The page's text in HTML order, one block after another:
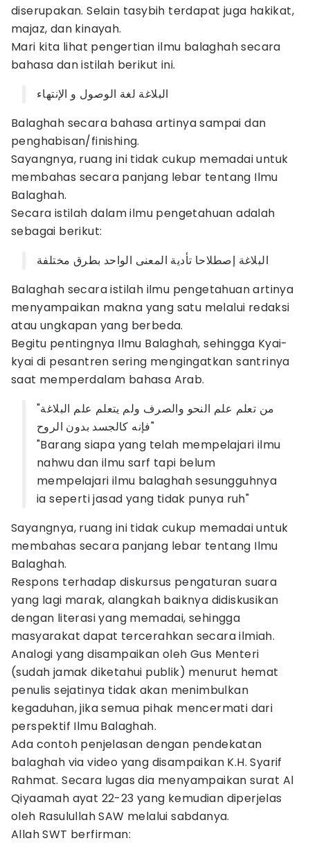
diserupakan. Selain tasybih terdapat juga hakikat,
majaz, dan kinayah.
Mari kita lihat pengertian ilmu balaghah secara
bahasa dan istilah berikut ini.
البلاغة لغة الوصول و اﻹنتهاء
Balaghah secara bahasa artinya sampai dan
penghabisan/finishing.
Sayangnya, ruang ini tidak cukup memadai untuk
membahas secara panjang lebar tentang Ilmu
Balaghah.
Secara istilah dalam ilmu pengetahuan adalah
sebagai berikut:
البلاغة إصطلاحا تأدية المعنى الواحد بطرق مختلفة
Balaghah secara istilah ilmu pengetahuan artinya
menyampaikan makna yang satu melalui redaksi
atau ungkapan yang berbeda.
Begitu pentingnya Ilmu Balaghah, sehingga Kyai-
kyai di pesantren sering mengingatkan santrinya
saat memperdalam bahasa Arab.
"من تعلم علم النحو والصرف ولم يتعلم علم البلاغة
فإنه كالجسد بدون الروح"
"Barang siapa yang telah mempelajari ilmu
nahwu dan ilmu sarf tapi belum
mempelajari ilmu balaghah sesungguhnya
ia seperti jasad yang tidak punya ruh"
Sayangnya, ruang ini tidak cukup memadai untuk
membahas secara panjang lebar tentang Ilmu
Balaghah.
Respons terhadap diskursus pengaturan suara
yang lagi marak, alangkah baiknya didiskusikan
dengan literasi yang memadai, sehingga
masyarakat dapat tercerahkan secara ilmiah.
Analogi yang disampaikan oleh Gus Menteri
(sudah jamak diketahui publik) menurut hemat
penulis sejatinya tidak akan menimbulkan
kegaduhan, jika semua pihak mencermati dari
perspektif Ilmu Balaghah.
Ada contoh penjelasan dengan pendekatan
balaghah via video yang disampaikan K.H. Syarif
Rahmat. Secara lugas dia menyampaikan surat Al
Qiyaamah ayat 22-23 yang kemudian diperjelas
oleh Rasulullah SAW melalui sabdanya.
Allah SWT berfirman: